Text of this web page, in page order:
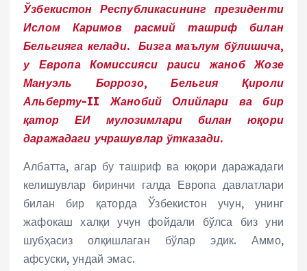
Ўзбекистон Республикасининг президенти
Ислом Каримов расмий ташриф билан
Бельгияга келади.
Бизга маълум бўлишича,
у Европа Комиссияси раиси жаноб Жозе
Мануэль Боррозо, Бельгия Қироли
Альберту-II Жанобий Олийлари ва бир
қатор ЕИ мулозимлари билан юқори
даражадаги учрашувлар ўтказади.
Албатта, агар бу ташриф ва юқори даражадаги
келишувлар биринчи галда Европа давлатлари
билан бир қаторда Ўзбекистон учун, унинг
жафокаш халқи учун фойдали бўлса биз уни
шубҳасиз олқишлаган бўлар эдик. Аммо,
афсуски, ундай эмас.